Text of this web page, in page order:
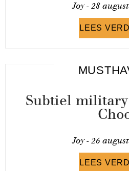
Joy - 28
LEES
Subtiel
Joy - 26
LEES